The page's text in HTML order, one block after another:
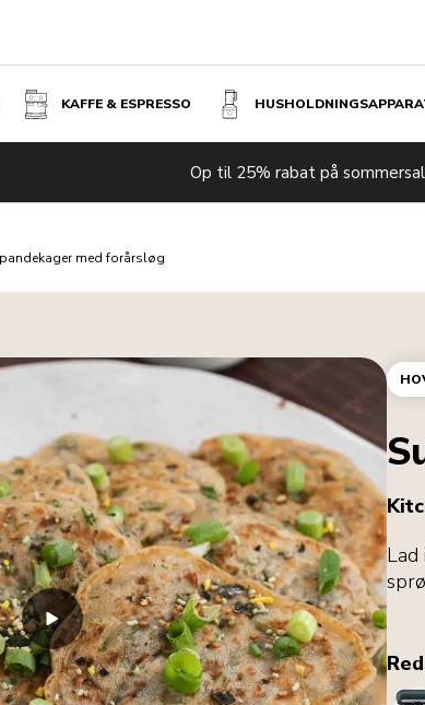
KAFFE & ESPRESSO
Op til 25% rabat på
med forårsløg